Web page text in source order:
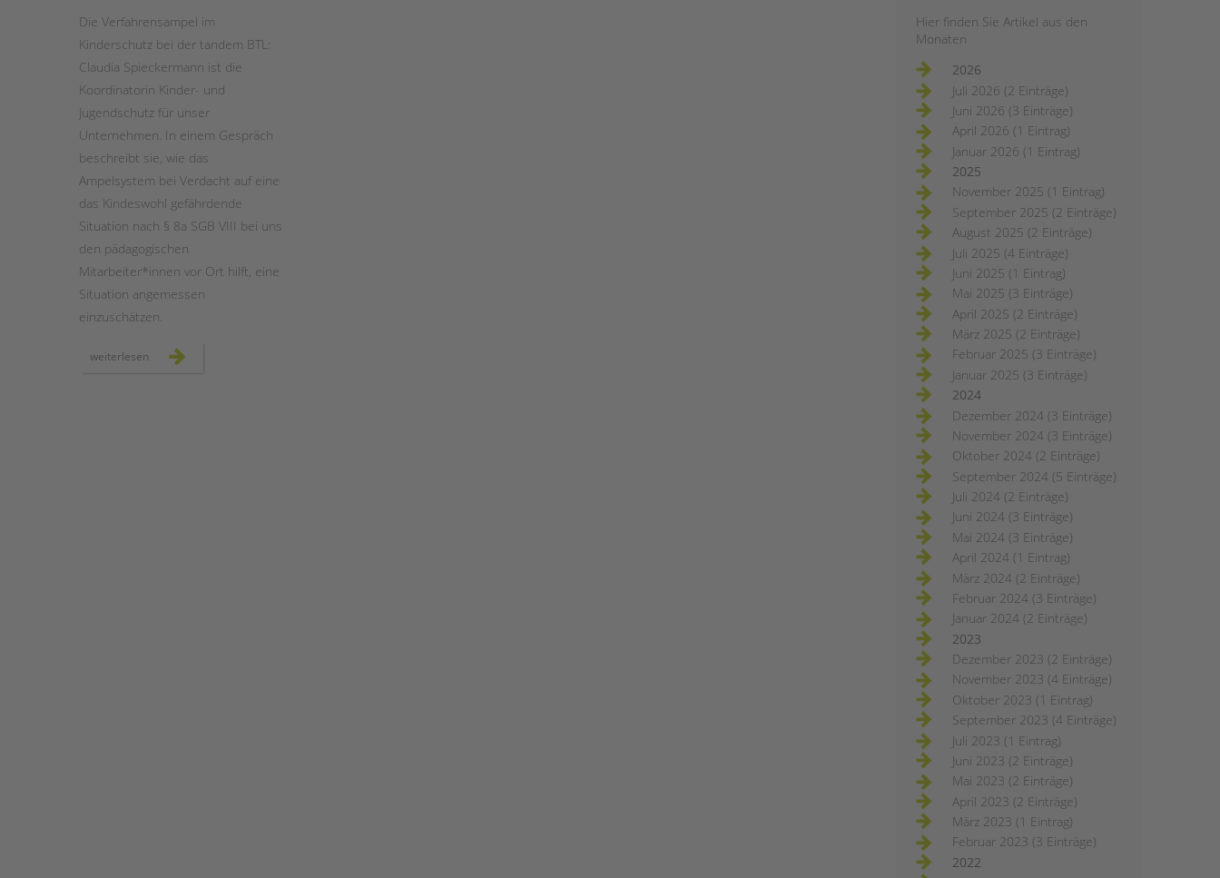
Die Verfahrensampel im
Kinderschutz bei der tandem BTL:
Claudia Spieckermann ist die
Koordinatorin Kinder- und
Jugendschutz für unser
Unternehmen. In einem Gespräch
beschreibt sie, wie das
Ampelsystem bei Verdacht auf eine
das Kindeswohl gefährdende
Situation nach § 8a SGB VIII bei uns
den pädagogischen
Mitarbeiter*innen vor Ort hilft, eine
Situation angemessen
einzuschätzen.
weiterlesen
verfahrensampel
Hier finden Sie Artikel aus den
Monaten
2026
Juli 2026 (2 Einträge)
Juni 2026 (3 Einträge)
April 2026 (1 Eintrag)
Januar 2026 (1 Eintrag)
2025
November 2025 (1 Eintrag)
September 2025 (2 Einträge)
August 2025 (2 Einträge)
Juli 2025 (4 Einträge)
Juni 2025 (1 Eintrag)
Mai 2025 (3 Einträge)
April 2025 (2 Einträge)
März 2025 (2 Einträge)
Februar 2025 (3 Einträge)
Januar 2025 (3 Einträge)
2024
Dezember 2024 (3 Einträge)
November 2024 (3 Einträge)
Oktober 2024 (2 Einträge)
September 2024 (5 Einträge)
Juli 2024 (2 Einträge)
Juni 2024 (3 Einträge)
Mai 2024 (3 Einträge)
April 2024 (1 Eintrag)
März 2024 (2 Einträge)
Februar 2024 (3 Einträge)
Januar 2024 (2 Einträge)
2023
Dezember 2023 (2 Einträge)
November 2023 (4 Einträge)
Oktober 2023 (1 Eintrag)
September 2023 (4 Einträge)
Juli 2023 (1 Eintrag)
Juni 2023 (2 Einträge)
Mai 2023 (2 Einträge)
April 2023 (2 Einträge)
März 2023 (1 Eintrag)
Februar 2023 (3 Einträge)
2022